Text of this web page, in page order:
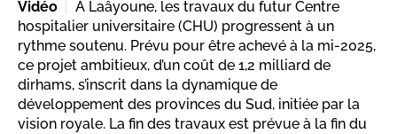
Vidéo
À Laâyoune, les travaux du futur Centre
hospitalier universitaire (CHU) progressent à un
rythme soutenu. Prévu pour être achevé à la mi-2025,
ce projet ambitieux, d’un coût de 1,2 milliard de
dirhams, s’inscrit dans la dynamique de
développement des provinces du Sud, initiée par la
vision royale. La fin des travaux est prévue à la fin du